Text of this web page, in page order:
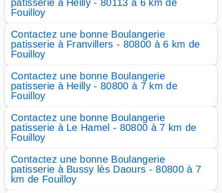
patisserie à Heilly - 80113 à 6 km de
Fouilloy
Contactez une bonne Boulangerie
patisserie à Franvillers - 80800 à 6 km de
Fouilloy
Contactez une bonne Boulangerie
patisserie à Heilly - 80800 à 7 km de
Fouilloy
Contactez une bonne Boulangerie
patisserie à Le Hamel - 80800 à 7 km de
Fouilloy
Contactez une bonne Boulangerie
patisserie à Bussy lès Daours - 80800 à 7
km de Fouilloy